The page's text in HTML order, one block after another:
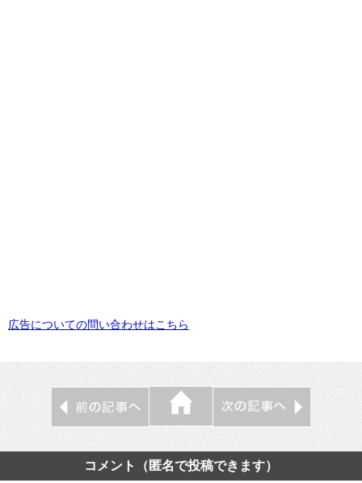
広告についての問い合わせはこちら
コメント（匿名で投稿できます）